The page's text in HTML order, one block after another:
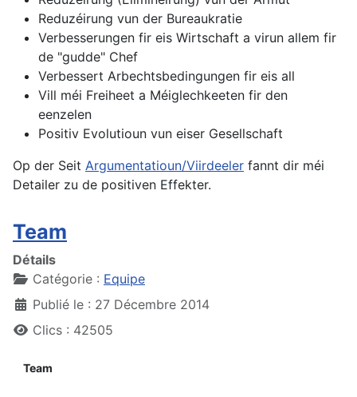
Reduzéirung vun der Bureaukratie
Verbesserungen fir eis Wirtschaft a virun allem fir
de "gudde" Chef
Verbessert Arbechtsbedingungen fir eis all
Vill méi Freiheet a Méiglechkeeten fir den
eenzelen
Positiv Evolutioun vun eiser Gesellschaft
Op der Seit Argumentatioun/Viirdeeler fannt dir méi
Detailer zu de positiven Effekter.
Team
Détails
Catégorie : Equipe
Publié le : 27 Décembre 2014
Clics : 42505
Team